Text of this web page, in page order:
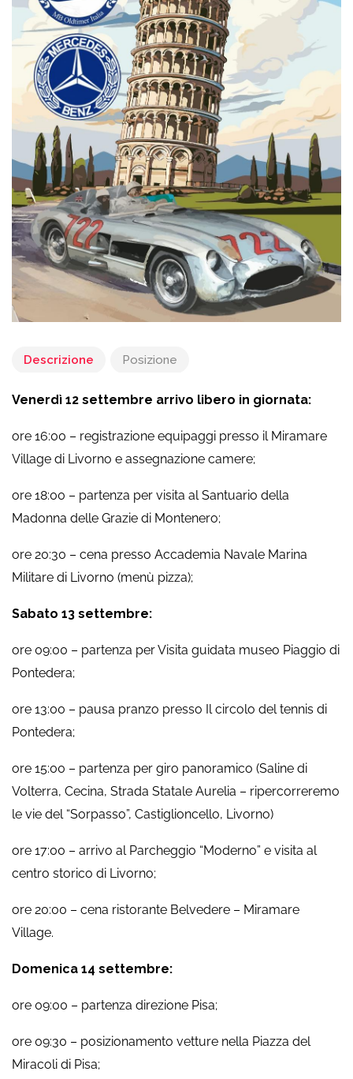
Descrizione Posizione
Venerdì 12 settembre arrivo libero in giornata:
ore 16:00 – registrazione equipaggi presso il Miramare
Village di Livorno e assegnazione camere;
ore 18:00 – partenza per visita al Santuario della
Madonna delle Grazie di Montenero;
ore 20:30 – cena presso Accademia Navale Marina
Militare di Livorno (menù pizza);
Sabato 13 settembre:
ore 09:00 – partenza per Visita guidata museo Piaggio di
Pontedera;
ore 13:00 – pausa pranzo presso Il circolo del tennis di
Pontedera;
ore 15:00 – partenza per giro panoramico (Saline di
Volterra, Cecina, Strada Statale Aurelia – ripercorreremo
le vie del “Sorpasso”, Castiglioncello, Livorno)
ore 17:00 – arrivo al Parcheggio “Moderno” e visita al
centro storico di Livorno;
ore 20:00 – cena ristorante Belvedere – Miramare
Village.
Domenica 14 settembre:
ore 09:00 – partenza direzione Pisa;
ore 09:30 – posizionamento vetture nella Piazza del
Miracoli di Pisa;